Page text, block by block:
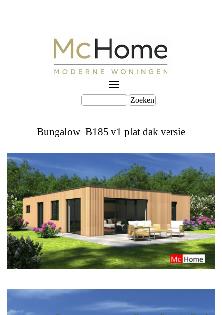
Zoeken
Bungalow B185 v1 plat dak versie